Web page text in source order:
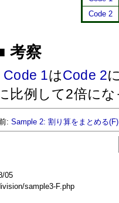
Code 2
考察
Code 1はCode 2
比例して2倍に
: Sample 2: 割り算をまとめる(F)
05
sample3-F.php